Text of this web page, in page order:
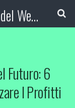
Booking Blog™ - Il blog del Web Marketing Turistico
Futuro: 6
I Profitti